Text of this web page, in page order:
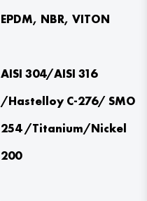
EPDM, NBR, VITON
AISI 304/AISI 316
/Hastelloy С-276/ SMO
254 /Titanium/Nickel
200